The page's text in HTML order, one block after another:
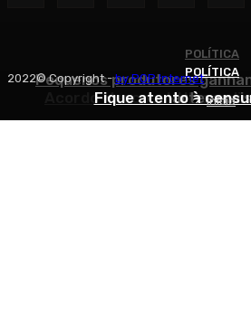
POLÍTICA
Acordo Mercosul-UE
POLÍTICA
Pequenos produtores
artesanais
POLÍTICA
Fique atento à
2022© Copyright -by POP Internet
Início